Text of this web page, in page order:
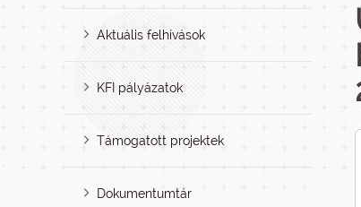
Aktuális felhívások
KFI pályázatok
Támogatott projektek
Dokumentumtár